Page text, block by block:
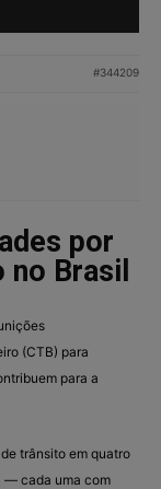
#344209
por
Brasil
(CTB) para
para a
trânsito em quatro
— cada uma com